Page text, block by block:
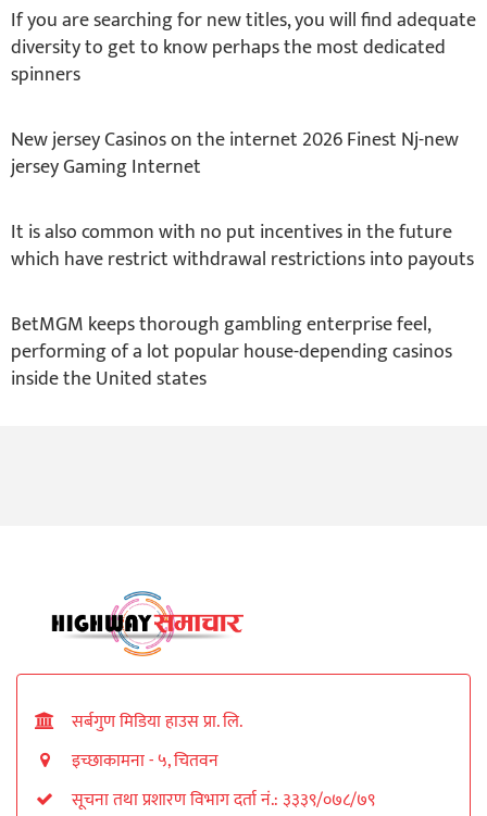
If you are searching for new titles, you will find adequate
diversity to get to know perhaps the most dedicated
spinners
New jersey Casinos on the internet 2026 Finest Nj-new
jersey Gaming Internet
It is also common with no put incentives in the future
which have restrict withdrawal restrictions into payouts
BetMGM keeps thorough gambling enterprise feel,
performing of a lot popular house-depending casinos
inside the United states
सर्बगुण मिडिया हाउस प्रा. लि.
इच्छाकामना - ५, चितवन
सूचना तथा प्रशारण विभाग दर्ता नं.: ३३३९/०७८/७९